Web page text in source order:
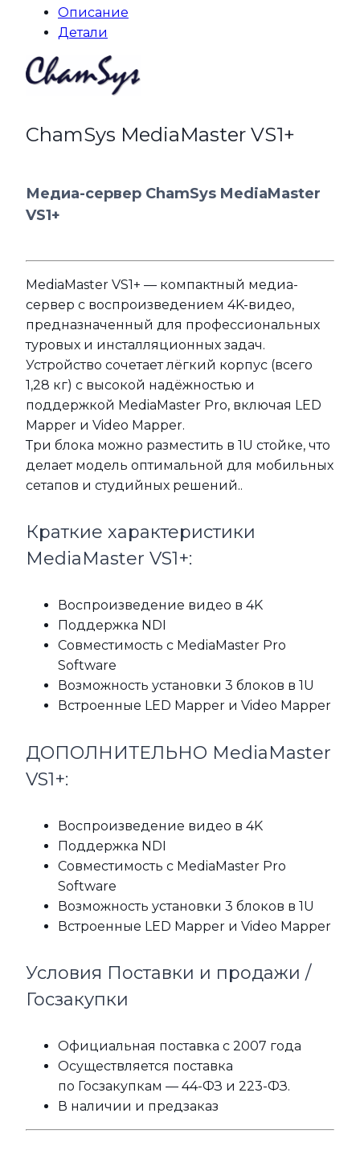
Описание
Детали
СhamSys MediaMaster VS1+
Медиа-сервер ChamSys MediaMaster
VS1+
MediaMaster VS1+ — компактный медиа-
сервер с воспроизведением 4K-видео,
предназначенный для профессиональных
туровых и инсталляционных задач.
Устройство сочетает лёгкий корпус (всего
1,28 кг) с высокой надёжностью и
поддержкой MediaMaster Pro, включая LED
Mapper и Video Mapper.
Три блока можно разместить в 1U стойке, что
делает модель оптимальной для мобильных
сетапов и студийных решений..
Краткие характеристики
MediaMaster VS1+:
Воспроизведение видео в 4K
Поддержка NDI
Совместимость с MediaMaster Pro
Software
Возможность установки 3 блоков в 1U
Встроенные LED Mapper и Video Mapper
ДОПОЛНИТЕЛЬНО MediaMaster
VS1+:
Воспроизведение видео в 4K
Поддержка NDI
Совместимость с MediaMaster Pro
Software
Возможность установки 3 блоков в 1U
Встроенные LED Mapper и Video Mapper
Условия Поставки и продажи /
Госзакупки
Официальная поставка с 2007 года
Осуществляется поставка
по Госзакупкам — 44-ФЗ и 223-ФЗ.
В наличии и предзаказ